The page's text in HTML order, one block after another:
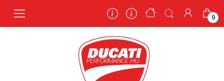
0 0